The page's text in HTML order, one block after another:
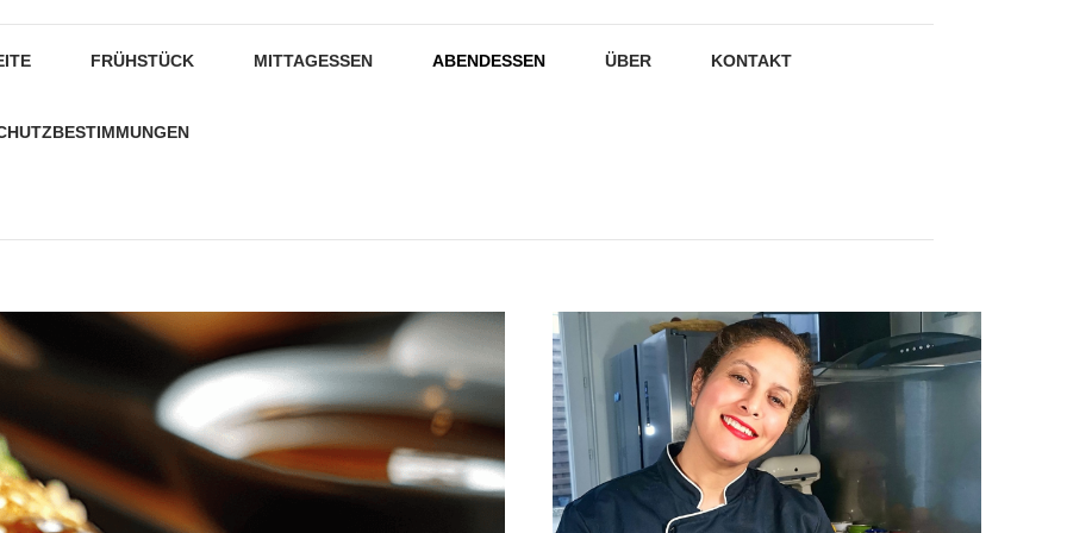
FRÜHSTÜCK MITTAGESSEN ABENDESSEN ÜBER KONTAKT